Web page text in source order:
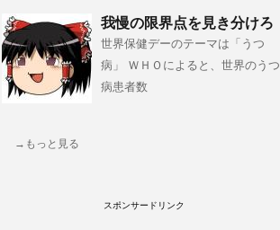
我慢の限界点を見き分けろ
世界保健デーのテーマは「うつ
病」 ＷＨＯによると、世界のうつ
病患者数
→もっと見る
スポンサードリンク